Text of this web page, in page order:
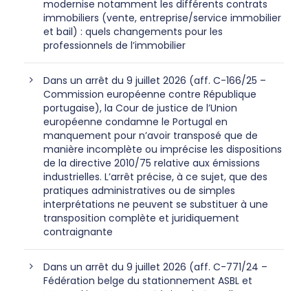
modernise notamment les différents contrats
immobiliers (vente, entreprise/service immobilier
et bail) : quels changements pour les
professionnels de l’immobilier
Dans un arrêt du 9 juillet 2026 (aff. C-166/25 –
Commission européenne contre République
portugaise), la Cour de justice de l’Union
européenne condamne le Portugal en
manquement pour n’avoir transposé que de
manière incomplète ou imprécise les dispositions
de la directive 2010/75 relative aux émissions
industrielles. L’arrêt précise, à ce sujet, que des
pratiques administratives ou de simples
interprétations ne peuvent se substituer à une
transposition complète et juridiquement
contraignante
Dans un arrêt du 9 juillet 2026 (aff. C-771/24 –
Fédération belge du stationnement ASBL et